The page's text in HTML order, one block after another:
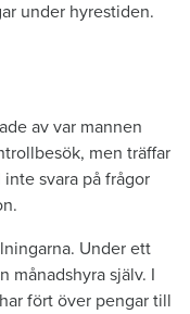
under hyrestiden.
av var mannen
men träffar
svara på frågor
Under ett
månadshyra själv. I
fört över pengar till